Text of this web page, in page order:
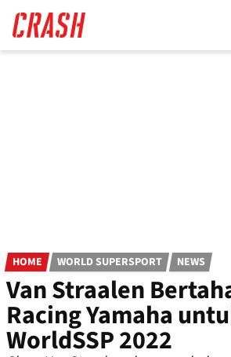
main
content
HOME WORLD SUPERSPORT NEWS
Van Straalen
Racing Yamaha
WorldSSP 2022